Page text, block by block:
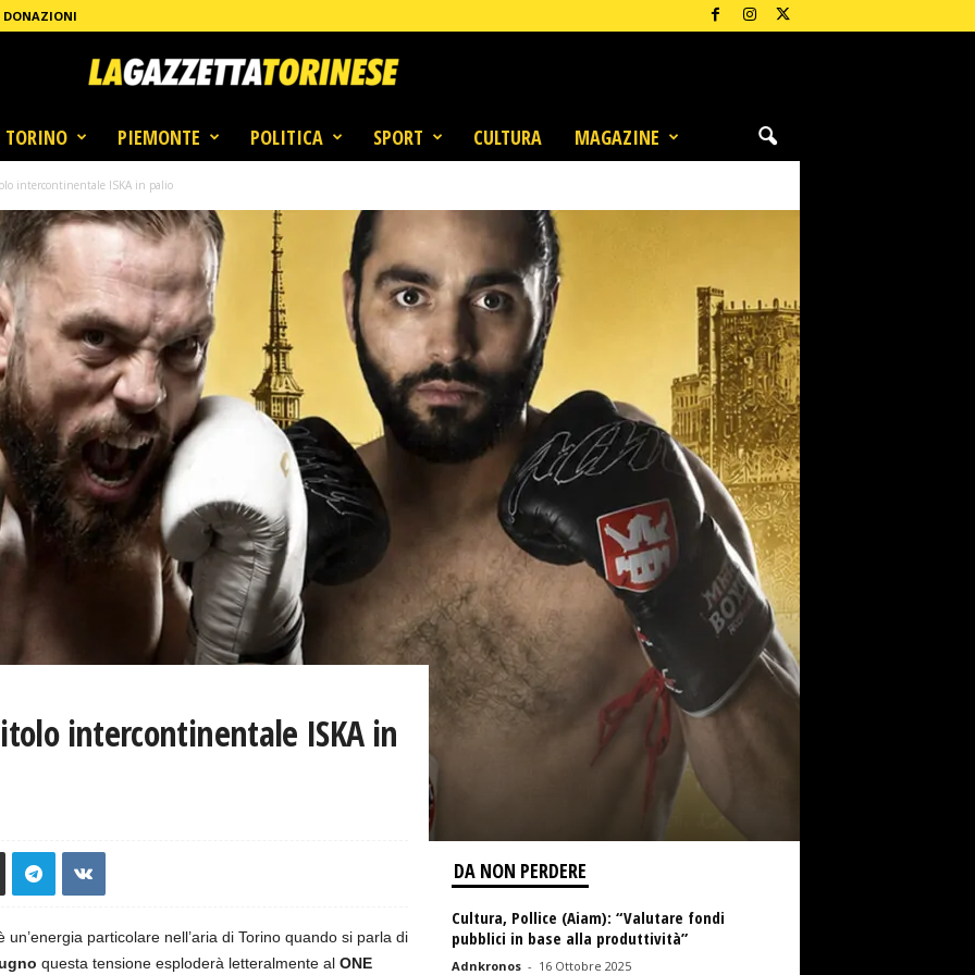
DONAZIONI
TORINO PIEMONTE POLITICA SPORT CULTURA MAGAZINE
intercontinentale ISKA in palio
intercontinentale ISKA in
particolare nell’aria di Torino quando si parla di
questa tensione esploderà letteralmente al ONE
DA NON PERDERE
Cultura, Pollice (Aiam): “Valutare fondi
pubblici in base alla produttività”
Adnkronos - 16 Ottobre 2025